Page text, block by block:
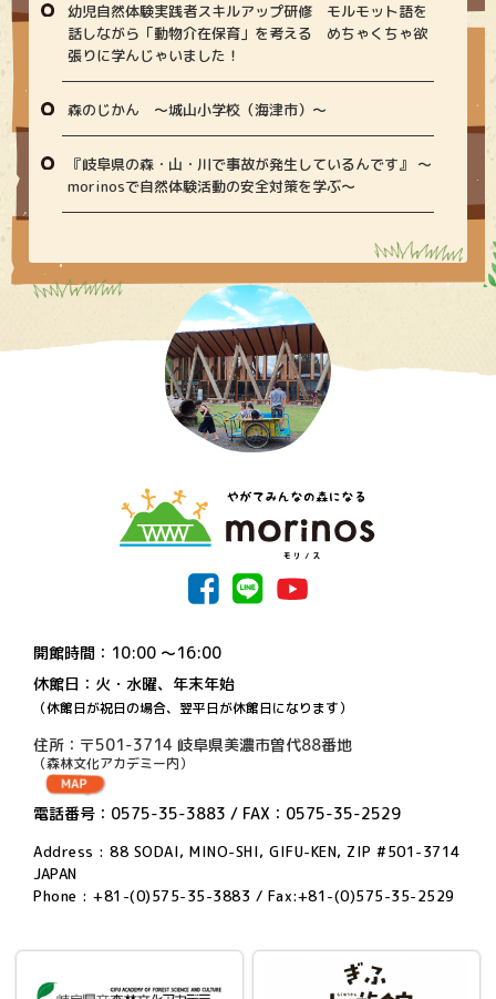
幼児自然体験実践者スキルアップ研修 モルモット語を
話しながら「動物介在保育」を考える めちゃくちゃ欲
張りに学んじゃいました！
森のじかん 〜城山小学校（海津市）〜
『岐阜県の森・山・川で事故が発生しているんです』 〜
morinosで自然体験活動の安全対策を学ぶ〜
開館時間：10:00 〜16:00
休館日：火・水曜、年末年始
（休館日が祝日の場合、翌平日が休館日になります）
住所：〒501-3714 岐阜県美濃市曽代88番地
（森林文化アカデミー内）
電話番号：0575-35-3883 / FAX：0575-35-2529
Address : 88 SODAI, MINO-SHI, GIFU-KEN, ZIP #501-3714
JAPAN
Phone : +81-(0)575-35-3883 / Fax:+81-(0)575-35-2529